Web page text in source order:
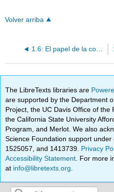
Volver arriba
1.6: El papel de la comercialización en la firma - una base para la clasificación
The LibreTexts libraries are
are supported by the Department
Project, the UC Davis Office of the
the California State University
Program, and Merlot. We also
Science Foundation support under
1525057, and 1413739. Privacy
Accessibility Statement . For more
at info@libretexts.org